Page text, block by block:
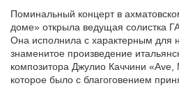
Поминальный концерт в
доме» открыла ведущая солистка
Она исполнила с характерным для
знаменитое произведение
композитора Джулио Каччини
которое было с благоговением